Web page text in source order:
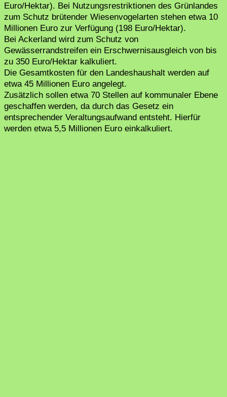
Euro/Hektar). Bei Nutzungsrestriktionen des Grünlandes
zum Schutz brütender Wiesenvogelarten stehen etwa 10
Millionen Euro zur Verfügung (198 Euro/Hektar).
Bei Ackerland wird zum Schutz von
Gewässerrandstreifen ein Erschwernisausgleich von bis
zu 350 Euro/Hektar kalkuliert.
Die Gesamtkosten für den Landeshaushalt werden auf
etwa 45 Millionen Euro angelegt.
Zusätzlich sollen etwa 70 Stellen auf kommunaler Ebene
geschaffen werden, da durch das Gesetz ein
entsprechender Veraltungsaufwand entsteht. Hierfür
werden etwa 5,5 Millionen Euro einkalkuliert.